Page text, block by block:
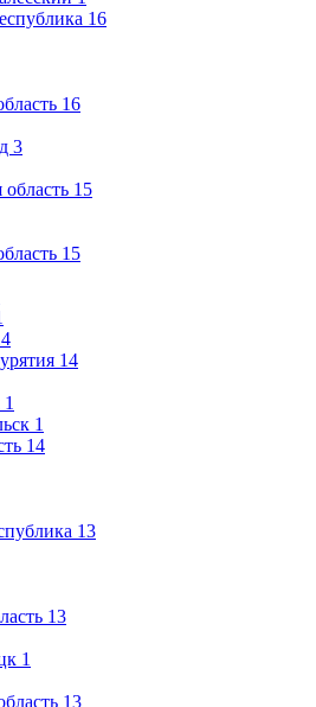
16
16
3
область 15
15
14
1
1
14
13
13
1
13